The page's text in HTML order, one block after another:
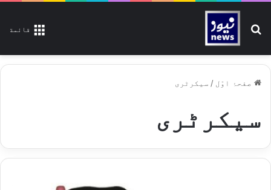
قائمة تلاش کیجیے
صفحۂ اوّل / سیکرٹری
سیکرٹری